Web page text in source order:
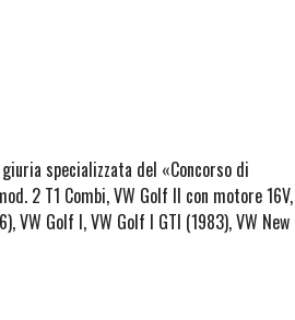
specializzata del «Concorso di
2 T1 Combi, VW Golf II con motore 16V,
VW Golf I, VW Golf I GTI (1983), VW New